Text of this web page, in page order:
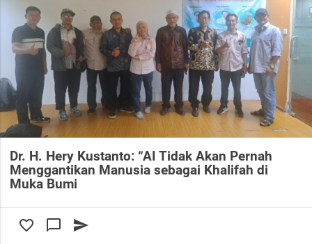
Dr. H. Hery Kustanto: “AI Tidak Akan Pernah
Menggantikan Manusia sebagai Khalifah di
Muka Bumi
favorite_border chat_bubble_outline send